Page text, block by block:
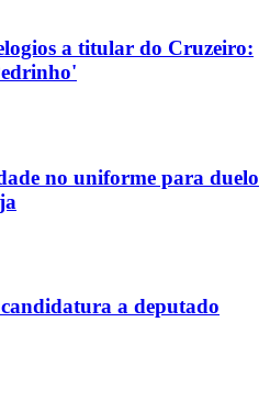
a titular do Cruzeiro:
no uniforme para duelo
a deputado